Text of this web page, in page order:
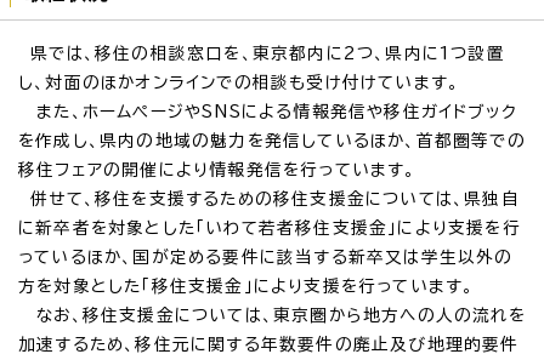
県では、移住の相談窓口を、東京都内に2つ、県内に1つ設置
し、対面のほかオンラインでの相談も受け付けています。
また、ホームページやSNSによる情報発信や移住ガイドブック
を作成し、県内の地域の魅力を発信しているほか、首都圏等での
移住フェアの開催により情報発信を行っています。
併せて、移住を支援するための移住支援金については、県独自
に新卒者を対象とした「いわて若者移住支援金」により支援を行
っているほか、国が定める要件に該当する新卒又は学生以外の
方を対象とした「移住支援金」により支援を行っています。
なお、移住支援金については、東京圏から地方への人の流れを
加速するため、移住元に関する年数要件の廃止及び地理的要件